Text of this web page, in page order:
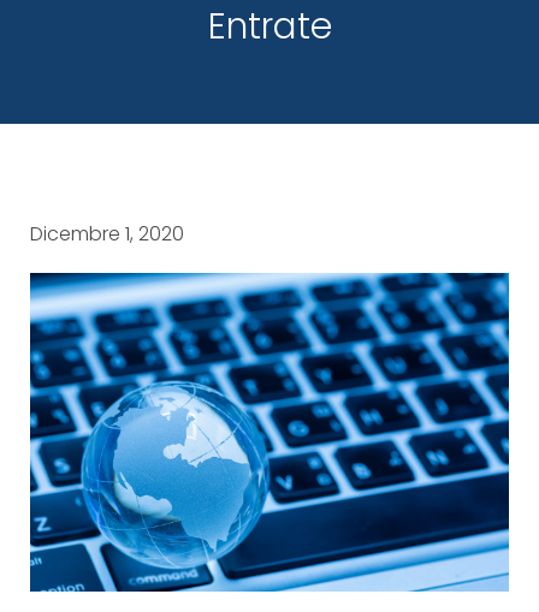
Entrate
Dicembre 1, 2020